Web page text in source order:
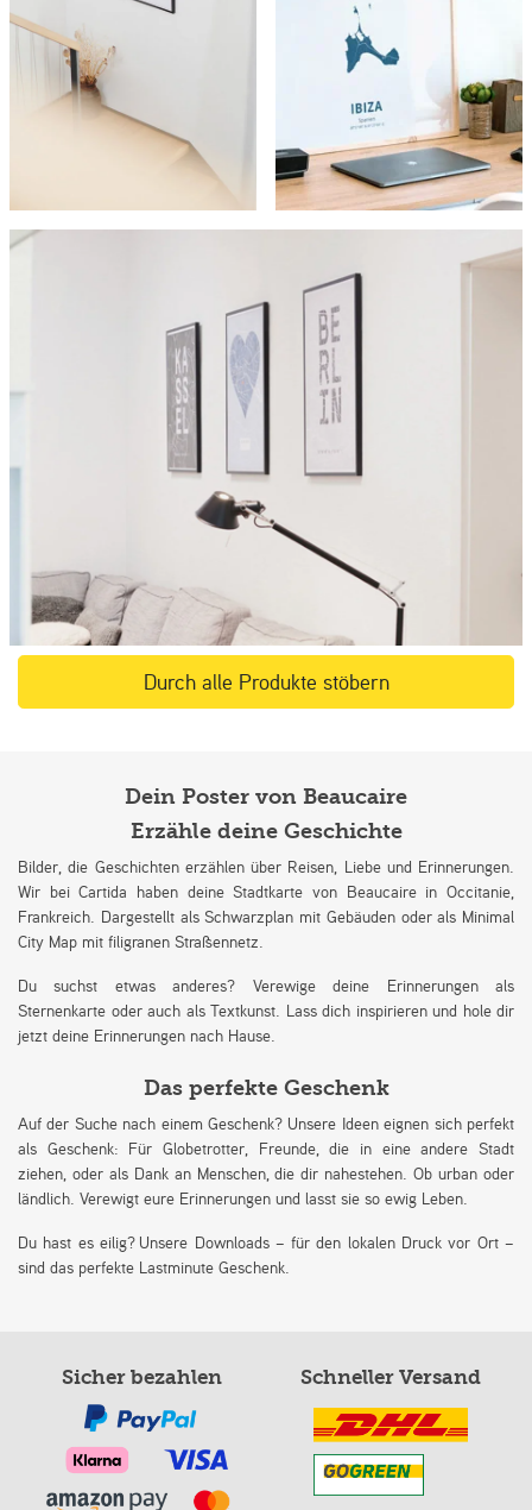
Durch alle Produkte stöbern
Dein Poster von Beaucaire
Erzähle deine Geschichte
Bilder, die Geschichten erzählen über Reisen, Liebe und Erinnerungen.
Wir bei Cartida haben deine Stadtkarte von Beaucaire in Occitanie,
Frankreich. Dargestellt als Schwarzplan mit Gebäuden oder als Minimal
City Map mit filigranen Straßennetz.
Du suchst etwas anderes? Verewige deine Erinnerungen als
Sternenkarte oder auch als Textkunst. Lass dich inspirieren und hole dir
jetzt deine Erinnerungen nach Hause.
Das perfekte Geschenk
Auf der Suche nach einem Geschenk? Unsere Ideen eignen sich perfekt
als Geschenk: Für Globetrotter, Freunde, die in eine andere Stadt
ziehen, oder als Dank an Menschen, die dir nahestehen. Ob urban oder
ländlich. Verewigt eure Erinnerungen und lasst sie so ewig Leben.
Du hast es eilig? Unsere Downloads – für den lokalen Druck vor Ort –
sind das perfekte Lastminute Geschenk.
Sicher bezahlen Schneller Versand